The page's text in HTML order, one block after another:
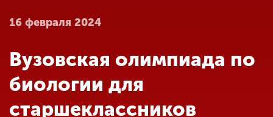
Абитуриенту
16 февраля 2024
Вузовская олимпиада по
биологии для
старшеклассников